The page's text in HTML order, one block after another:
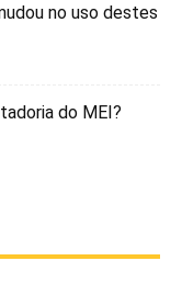
no uso destes
do MEI?